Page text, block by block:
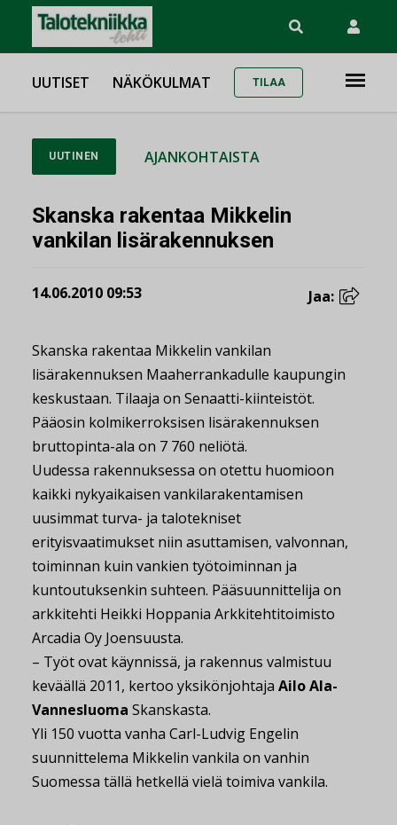
UUTISET NÄKÖKULMAT TILAA
UUTINEN AJANKOHTAISTA
Skanska rakentaa Mikkelin
vankilan lisärakennuksen
14.06.2010 09:53 Jaa:
Skanska rakentaa Mikkelin vankilan
lisärakennuksen Maaherrankadulle kaupungin
keskustaan. Tilaaja on Senaatti-kiinteistöt.
Pääosin kolmikerroksisen lisärakennuksen
bruttopinta-ala on 7 760 neliötä.
Uudessa rakennuksessa on otettu huomioon
kaikki nykyaikaisen vankilarakentamisen
uusimmat turva- ja talotekniset
erityisvaatimukset niin asuttamisen, valvonnan,
toiminnan kuin vankien työtoiminnan ja
kuntoutuksenkin suhteen. Pääsuunnittelija on
arkkitehti Heikki Hoppania Arkkitehtitoimisto
Arcadia Oy Joensuusta.
– Työt ovat käynnissä, ja rakennus valmistuu
keväällä 2011, kertoo yksikönjohtaja Ailo Ala-
Vannesluoma Skanskasta.
Yli 150 vuotta vanha Carl-Ludvig Engelin
suunnittelema Mikkelin vankila on vanhin
Suomessa tällä hetkellä vielä toimiva vankila.